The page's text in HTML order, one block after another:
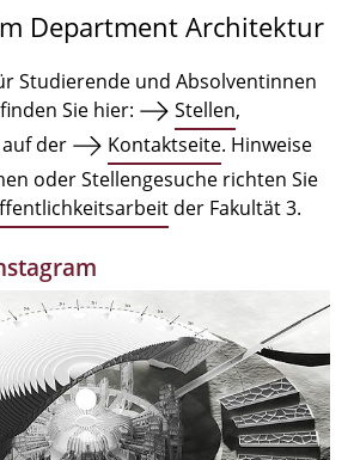
club
Downloads
Department Architektur
Studierende und Absolventinnen
Sie hier:
Stellen,
der
Kontaktseite. Hinweise
oder Stellengesuche richten Sie
der Fakultät 3.